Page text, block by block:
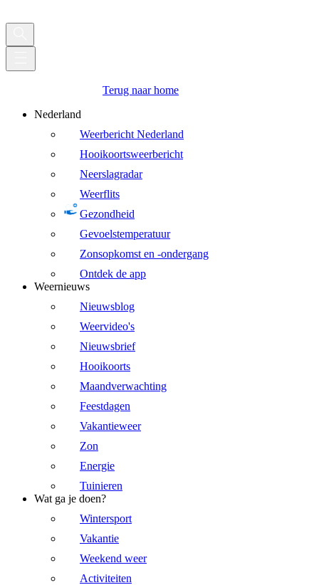
Terug naar home
Nederland
Weerbericht Nederland
Hooikoortsweerbericht
Neerslagradar
Weerflits
Gezondheid
Gevoelstemperatuur
Zonsopkomst en -ondergang
Ontdek de app
Weernieuws
Nieuwsblog
Weervideo's
Nieuwsbrief
Hooikoorts
Maandverwachting
Feestdagen
Vakantieweer
Zon
Energie
Tuinieren
Wat ga je doen?
Wintersport
Vakantie
Weekend weer
Activiteiten